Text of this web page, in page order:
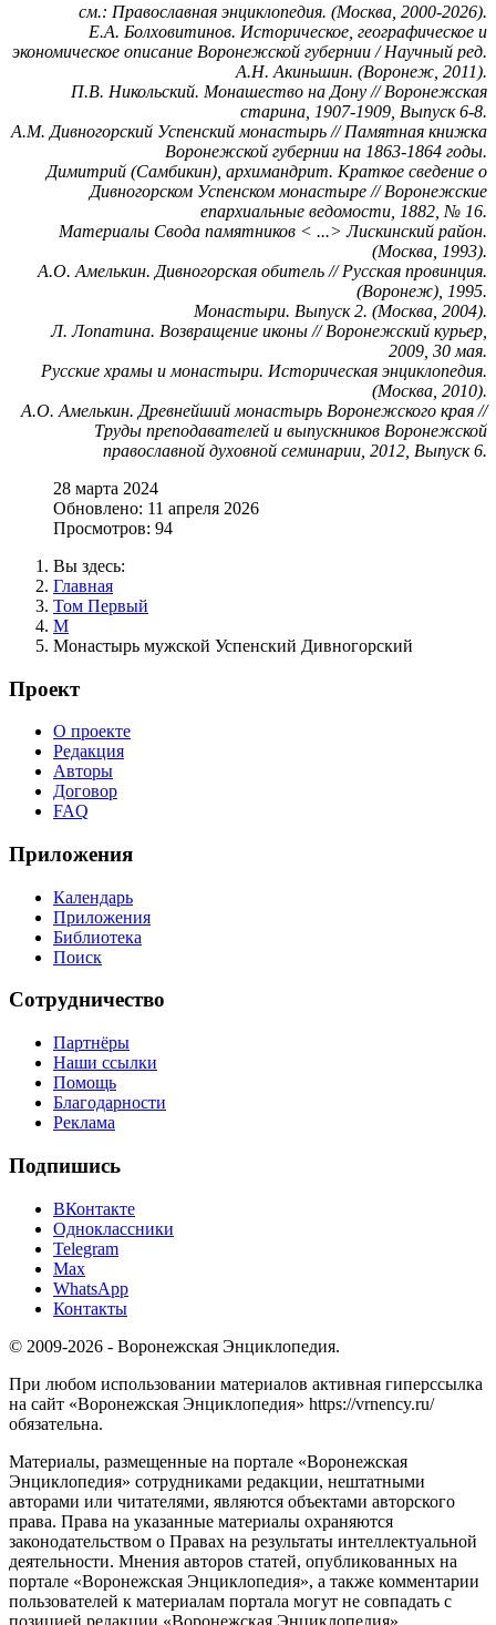
см.: Православная энциклопедия. (Москва, 2000-2026).
Е.А. Болховитинов. Историческое, географическое и
экономическое описание Воронежской губернии / Научный ред.
А.Н. Акиньшин. (Воронеж, 2011).
П.В. Никольский. Монашество на Дону // Воронежская
старина, 1907-1909, Выпуск 6-8.
А.М. Дивногорский Успенский монастырь // Памятная книжка
Воронежской губернии на 1863-1864 годы.
Димитрий (Самбикин), архимандрит. Краткое сведение о
Дивногорском Успенском монастыре // Воронежские
епархиальные ведомости, 1882, № 16.
Материалы Свода памятников < ...> Лискинский район.
(Москва, 1993).
А.О. Амелькин. Дивногорская обитель // Русская провинция.
(Воронеж), 1995.
Монастыри. Выпуск 2. (Москва, 2004).
Л. Лопатина. Возвращение иконы // Воронежский курьер,
2009, 30 мая.
Русские храмы и монастыри. Историческая энциклопедия.
(Москва, 2010).
А.О. Амелькин. Древнейший монастырь Воронежского края //
Труды преподавателей и выпускников Воронежской
православной духовной семинарии, 2012, Выпуск 6.
28 марта 2024
Обновлено: 11 апреля 2026
Просмотров: 94
Вы здесь:
Главная
Том Первый
М
Монастырь мужской Успенский Дивногорский
Проект
О проекте
Редакция
Авторы
Договор
FAQ
Приложения
Календарь
Приложения
Библиотека
Поиск
Сотрудничество
Партнёры
Наши ссылки
Помощь
Благодарности
Реклама
Подпишись
ВКонтакте
Одноклассники
Telegram
Max
WhatsApp
Контакты
© 2009-2026 - Воронежская Энциклопедия.
При любом использовании материалов активная гиперссылка
на сайт «Воронежская Энциклопедия» https://vrnency.ru/
обязательна.
Материалы, размещенные на портале «Воронежская
Энциклопедия» сотрудниками редакции, нештатными
авторами или читателями, являются объектами авторского
права. Права на указанные материалы охраняются
законодательством о Правах на результаты интеллектуальной
деятельности. Мнения авторов статей, опубликованных на
портале «Воронежская Энциклопедия», а также комментарии
пользователей к материалам портала могут не совпадать с
позицией редакции «Воронежская Энциклопедия».